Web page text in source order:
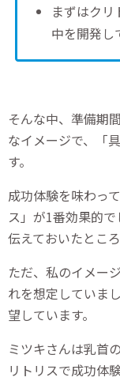
まずはク
中を開発し
そんな中、準備期
なイメージで、「
す。
成功体験を味わっ
ス」が1番効果的
伝えておいたとこ
ただ、私のイメー
れを想定していま
望しています。
ミツキさんは乳首
リトリスで成功体